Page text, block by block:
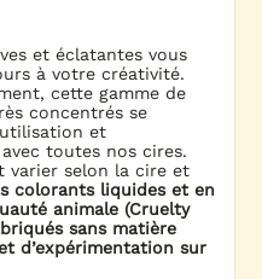
et éclatantes vous
à votre créativité.
cette gamme de
concentrés se
et
toutes nos cires.
varier selon la cire et
colorants liquides et en
animale (Cruelty
sans matière
d’expérimentation sur